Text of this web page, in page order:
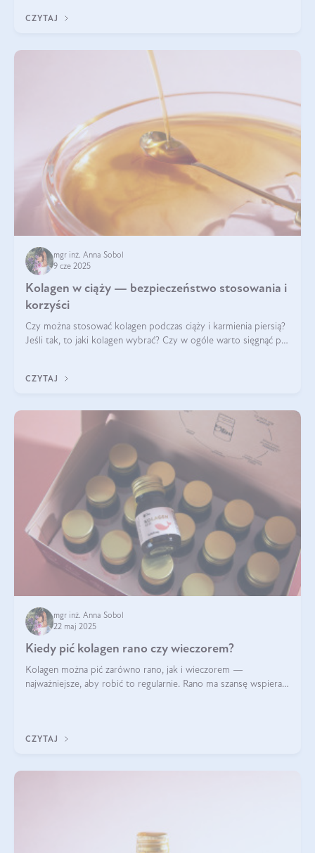
CZYTAJ
mgr inż. Anna Sobol
9 cze 2025
Kolagen w ciąży — bezpieczeństwo stosowania i
korzyści
Czy można stosować kolagen podczas ciąży i karmienia piersią?
Jeśli tak, to jaki kolagen wybrać? Czy w ogóle warto sięgnąć po
CZYTAJ
mgr inż. Anna Sobol
22 maj 2025
Kiedy pić kolagen rano czy wieczorem?
Kolagen można pić zarówno rano, jak i wieczorem —
najważniejsze, aby robić to regularnie. Rano ma szansę wspierać
CZYTAJ